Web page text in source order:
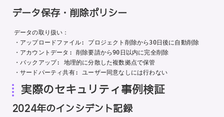
データ保存・削除ポリシー
データの取り扱い：
・アップロードファイル: プロジェクト削除から30日後に自動削除
・アカウントデータ: 削除要請から90日以内に完全削除
・バックアップ: 地理的に分散した複数拠点で保管
実際のセキュリティ事例検証
2024年のインシデント記録